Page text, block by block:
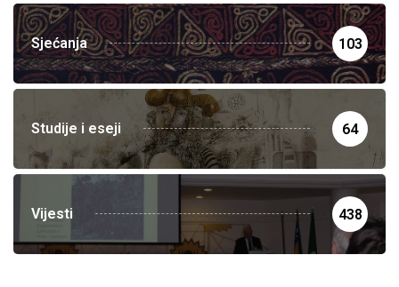
Sjećanja 103
Studije i eseji 64
Vijesti 438